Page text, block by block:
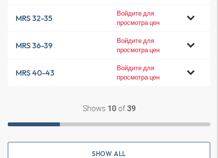
MRS 32-35
Войдите для
просмотра цен
MRS 36-39
Войдите для
просмотра цен
MRS 40-43
Войдите для
просмотра цен
Shows 10of39
SHOW ALL